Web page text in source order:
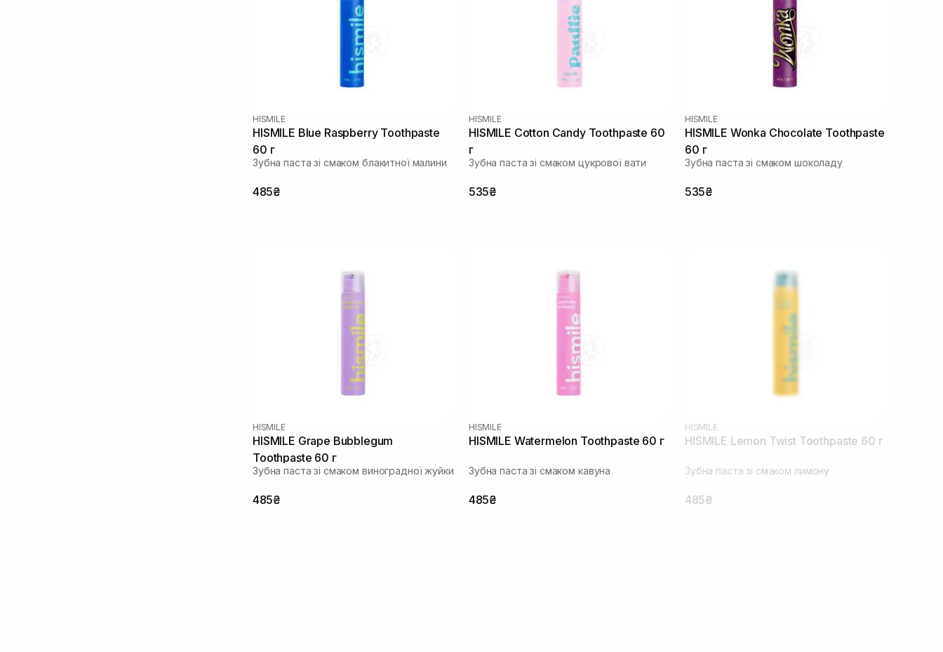
HISMILE
HISMILE Blue Raspberry Toothpaste
60 г
Зубна паста зі смаком блакитної малини
485₴
HISMILE
HISMILE Cotton Candy Toothpaste 60
г
Зубна паста зі смаком цукрової вати
535₴
HISMILE
HISMILE Wonka Chocolate Toothpaste
60 г
Зубна паста зі смаком шоколаду
535₴
HISMILE
HISMILE Grape Bubblegum
Toothpaste 60 г
Зубна паста зі смаком виноградної жуйки
485₴
HISMILE
HISMILE Watermelon Toothpaste 60 г
Зубна паста зі смаком кавуна
485₴
HISMILE
HISMILE Lemon Twist Toothpaste 60 г
Зубна паста зі смаком лимону
485₴